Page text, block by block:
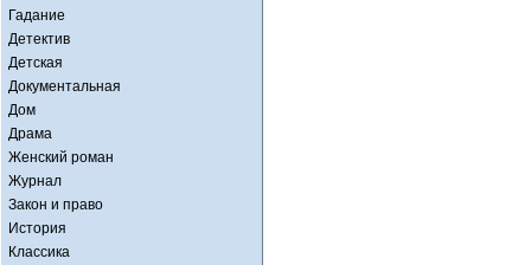
Гадание
Детектив
Детская
Документальная
Дом
Драма
Женский роман
Журнал
Закон и право
История
Классика